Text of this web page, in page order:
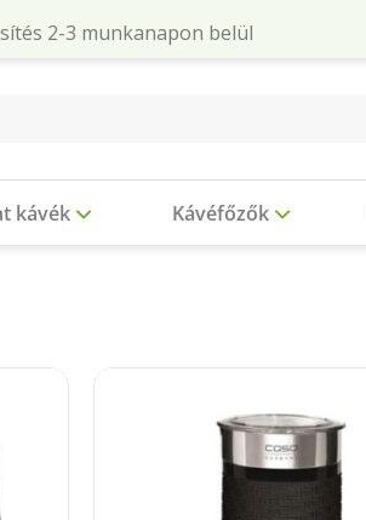
2-3 munkanapon belül
kávék Kávéfőzők